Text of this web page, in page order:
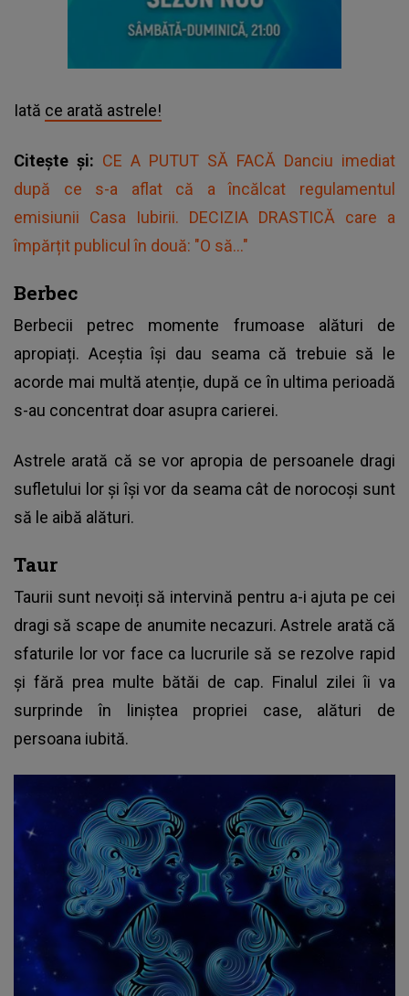
Iată ce arată astrele!
Citește și: CE A PUTUT SĂ FACĂ Danciu imediat
după ce s-a aflat că a încălcat regulamentul
emisiunii Casa Iubirii. DECIZIA DRASTICĂ care a
împărțit publicul în două: "O să..."
Berbec
Berbecii petrec momente frumoase alături de
apropiați. Aceștia își dau seama că trebuie să le
acorde mai multă atenție, după ce în ultima perioadă
s-au concentrat doar asupra carierei.
Astrele arată că se vor apropia de persoanele dragi
sufletului lor și își vor da seama cât de norocoși sunt
să le aibă alături.
Taur
Taurii sunt nevoiți să intervină pentru a-i ajuta pe cei
dragi să scape de anumite necazuri. Astrele arată că
sfaturile lor vor face ca lucrurile să se rezolve rapid
și fără prea multe bătăi de cap. Finalul zilei îi va
surprinde în liniștea propriei case, alături de
persoana iubită.